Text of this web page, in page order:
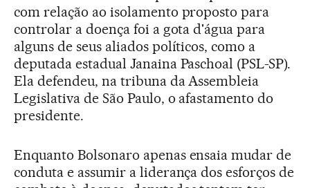
com relação ao isolamento proposto para
controlar a doença foi a gota d'água para
alguns de seus aliados políticos, como a
deputada estadual Janaina Paschoal (PSL-SP).
Ela defendeu, na tribuna da Assembleia
Legislativa de São Paulo, o afastamento do
presidente.
Enquanto Bolsonaro apenas ensaia mudar de
conduta e assumir a liderança dos esforços de